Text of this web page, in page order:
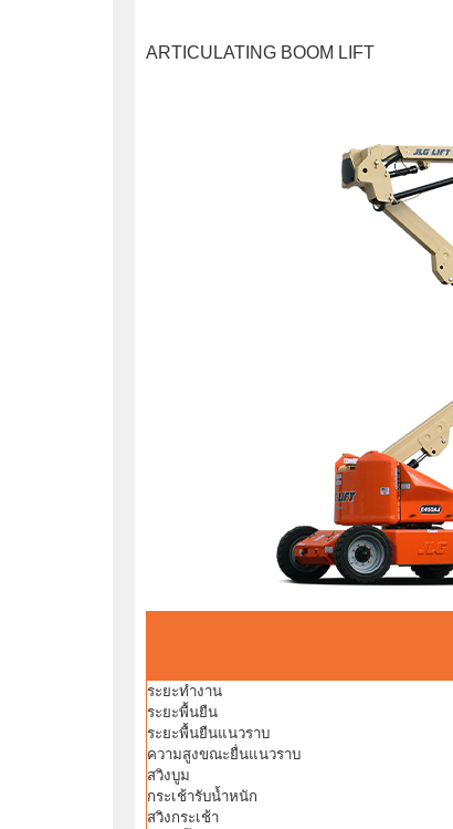
ARTICULATING BOOM LIFT
ระยะทำงาน
ระยะพื้นยืน
ระยะพื้นยืนแนวราบ
ความสูงขณะยื่นแนวราบ
สวิงบูม
กระเช้ารับน้ำหนัก
สวิงกระเช้า